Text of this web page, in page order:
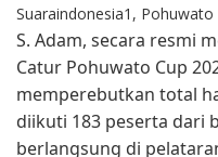
Suaraindonesia1, Pohuwato
S. Adam, secara resmi
Catur Pohuwato Cup
memperebutkan total
diikuti 183 peserta dari
berlangsung di